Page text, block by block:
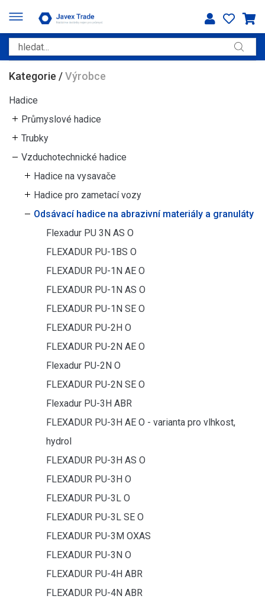
Kategorie /Výrobce
Hadice
Průmyslové hadice
Trubky
Vzduchotechnické hadice
Hadice na vysavače
Hadice pro zametací vozy
Odsávací hadice na abrazivní materiály a granuláty
Flexadur PU 3N AS O
FLEXADUR PU-1BS O
FLEXADUR PU-1N AE O
FLEXADUR PU-1N AS O
FLEXADUR PU-1N SE O
FLEXADUR PU-2H O
FLEXADUR PU-2N AE O
Flexadur PU-2N O
FLEXADUR PU-2N SE O
Flexadur PU-3H ABR
FLEXADUR PU-3H AE O - varianta pro vlhkost,
hydrol
FLEXADUR PU-3H AS O
FLEXADUR PU-3H O
FLEXADUR PU-3L O
FLEXADUR PU-3L SE O
FLEXADUR PU-3M OXAS
FLEXADUR PU-3N O
FLEXADUR PU-4H ABR
FLEXADUR PU-4N ABR